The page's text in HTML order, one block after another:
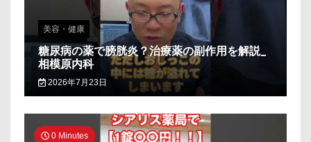
美容・健康
糖尿病の薬で膀胱炎？治療薬の副作用を解説_
相模原内科
2026年7月23日
0 Minutes